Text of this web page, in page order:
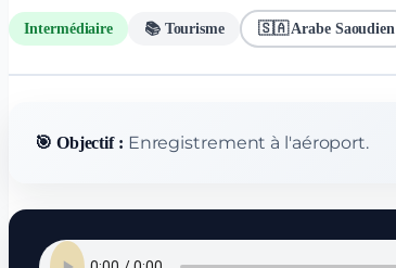
Intermédiaire 📚 Tourisme 🇸🇦 Arabe Saoudien
🎯 Objectif : Enregistrement à l'aéroport.